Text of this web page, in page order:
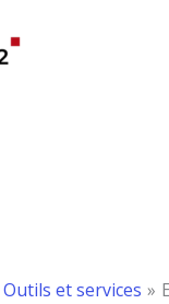
Outils et services